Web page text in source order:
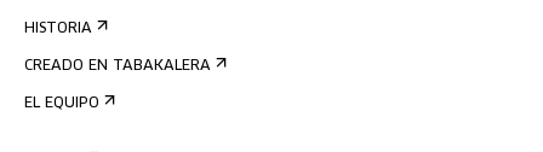
HISTORIA
CREADO EN TABAKALERA
EL EQUIPO